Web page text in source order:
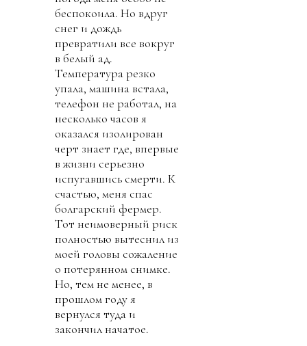
беспокоила. Но вдруг
снег и дождь
превратили все вокруг
в белый ад.
Температура резко
упала, машина встала,
телефон не работал, на
несколько часов я
оказался изолирован
черт знает где, впервые
в жизни серьезно
испугавшись смерти. К
счастью, меня спас
болгарский фермер.
Тот неимоверный риск
полностью вытеснил из
моей головы сожаление
о потерянном снимке.
Но, тем не менее, в
прошлом году я
вернулся туда и
закончил начатое.